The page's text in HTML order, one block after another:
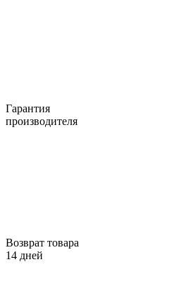
Гарантия
производителя
Возврат товара
14 дней